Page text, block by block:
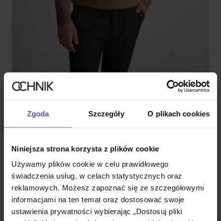
Zgoda Szczegóły O plikach cookies
Niniejsza strona korzysta z plików cookie
Używamy plików cookie w celu prawidłowego
świadczenia usług, w celach statystycznych oraz
reklamowych. Możesz zapoznać się ze szczegółowymi
informacjami na ten temat oraz dostosować swoje
ustawienia prywatności wybierając „Dostosuj pliki
Camelowy sweter męski z wełną
4.8 (45)